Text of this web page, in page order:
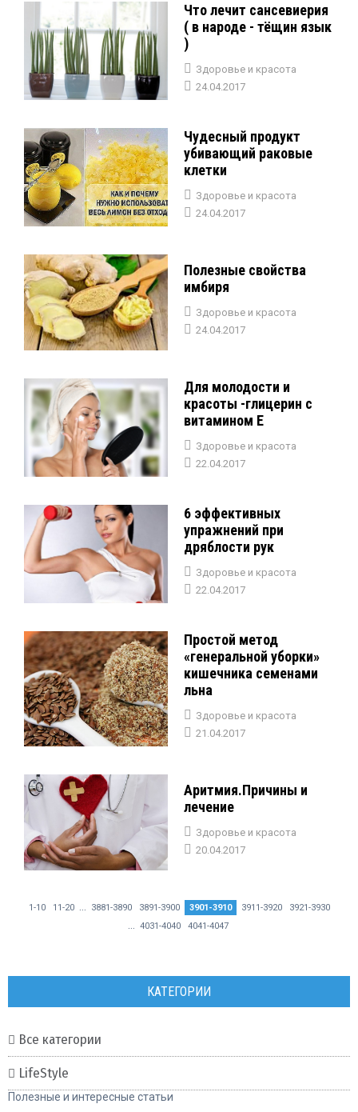
Что лечит сансевиерия
( в народе - тёщин язык
)
Здоровье и красота
24.04.2017
Чудесный продукт
убивающий раковые
клетки
Здоровье и красота
24.04.2017
Полезные свойства
имбиря
Здоровье и красота
24.04.2017
Для молодости и
красоты -глицерин с
витамином Е
Здоровье и красота
22.04.2017
6 эффективных
упражнений при
дряблости рук
Здоровье и красота
22.04.2017
Простой метод
«генеральной уборки»
кишечника семенами
льна
Здоровье и красота
21.04.2017
Аритмия.Причины и
лечение
Здоровье и красота
20.04.2017
1-10 11-20 3881-3890 3891-3900 3901-3910 3911-3920 3921-3930
4031-4040 4041-4047
КАТЕГОРИИ
Все категории
LifeStyle
Полезные и интересные статьи